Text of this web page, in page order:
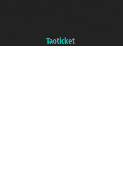
Taoticket